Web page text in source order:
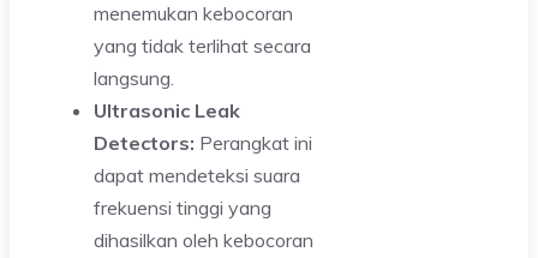
menemukan kebocoran
yang tidak terlihat secara
langsung.
Ultrasonic Leak
Detectors: Perangkat ini
dapat mendeteksi suara
frekuensi tinggi yang
dihasilkan oleh kebocoran